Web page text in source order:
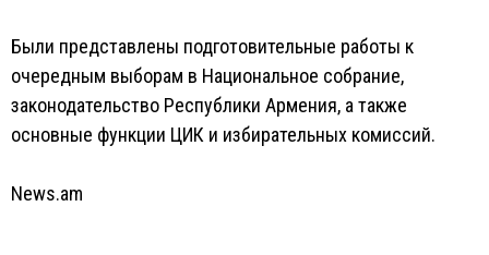
Были представлены подготовительные работы к
очередным выборам в Национальное собрание,
законодательство Республики Армения, а также
основные функции ЦИК и избирательных комиссий.
News.am